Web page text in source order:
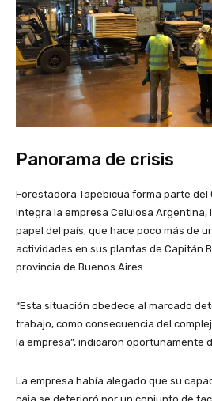
Panorama de crisis
Forestadora Tapebicuá forma parte del
integra la empresa Celulosa Argentina,
papel del país, que hace poco más de
actividades en sus plantas de Capitán
provincia de Buenos Aires. .
“Esta situación obedece al marcado
trabajo, como consecuencia del
la empresa”, indicaron oportunamente
La empresa había alegado que su